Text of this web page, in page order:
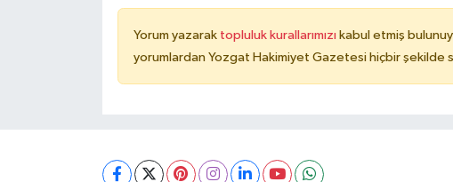
Yorum yazarak topluluk kurallarımızı kabul etmiş
yorumlardan Yozgat Hakimiyet Gazetesi hiçbir şekilde